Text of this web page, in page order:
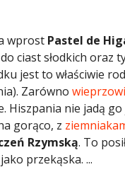
wprost Pastel de
ciast słodkich oraz
jest to właściwie
Zarówno
nie jadą
gorąco, z
Rzymską. To
przekąska. ...